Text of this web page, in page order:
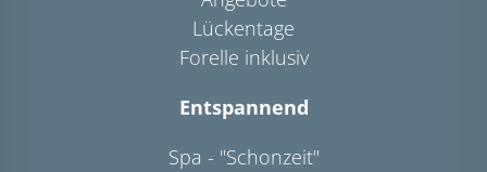
Lückentage
Forelle inklusiv
Entspannend
Spa - "Schonzeit"